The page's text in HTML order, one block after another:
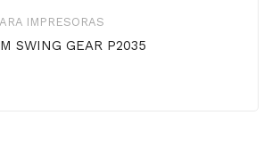
IMPRESORAS
SWING GEAR P2035